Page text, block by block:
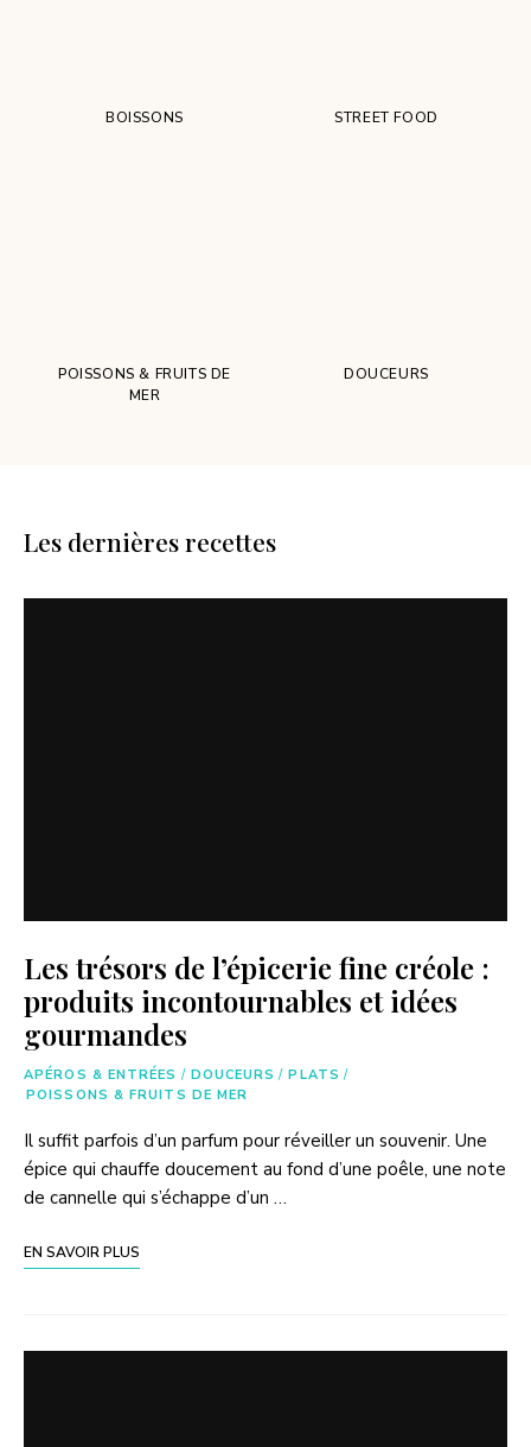
BOISSONS STREET FOOD
POISSONS & FRUITS DE
MER
DOUCEURS
Les dernières recettes
Les trésors de l’épicerie fine créole :
produits incontournables et idées
gourmandes
APÉROS & ENTRÉES / DOUCEURS / PLATS /
POISSONS & FRUITS DE MER
Il suffit parfois d’un parfum pour réveiller un souvenir. Une
épice qui chauffe doucement au fond d’une poêle, une note
de cannelle qui s’échappe d’un …
EN SAVOIR PLUS